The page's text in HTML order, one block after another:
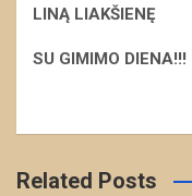
LINĄ LIAKŠIENĘ
SU GIMIMO DIENA!!!
Related Posts